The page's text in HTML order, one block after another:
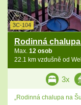
3C-104
Rodinná
Max. 12 osob
22.1 km vzdušně od
3x
„Rodinná chalupa na